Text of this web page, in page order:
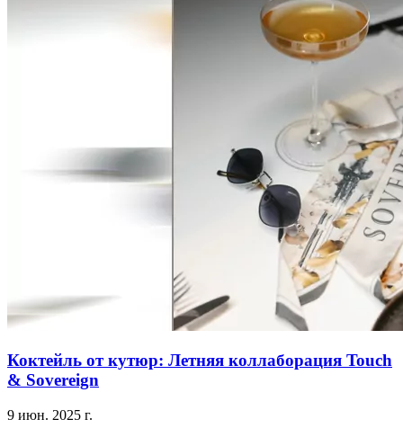
Коктейль от кутюр: Летняя коллаборация Touch
& Sovereign
9 июн. 2025 г.